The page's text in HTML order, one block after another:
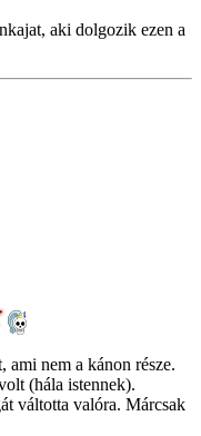
aki dolgozik ezen a
ami nem a kánon része.
(hála istennek).
váltotta valóra. Márcsak